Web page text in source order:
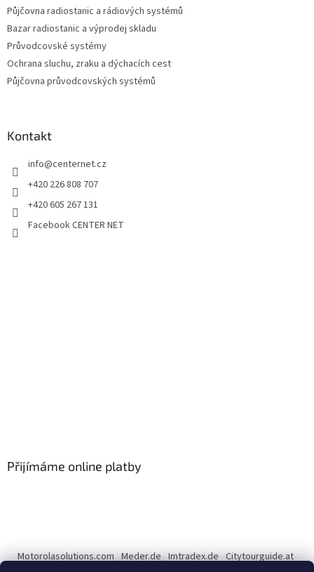
Půjčovna radiostanic a rádiových systémů
Bazar radiostanic a výprodej skladu
Průvodcovské systémy
Ochrana sluchu, zraku a dýchacích cest
Půjčovna průvodcovských systémů
Kontakt
info@centernet.cz
+420 226 808 707
+420 605 267 131
Facebook CENTER NET
Přijímáme online platby
Motorolasolutions.com Meder.de Imtradex.de Citytourguide.at